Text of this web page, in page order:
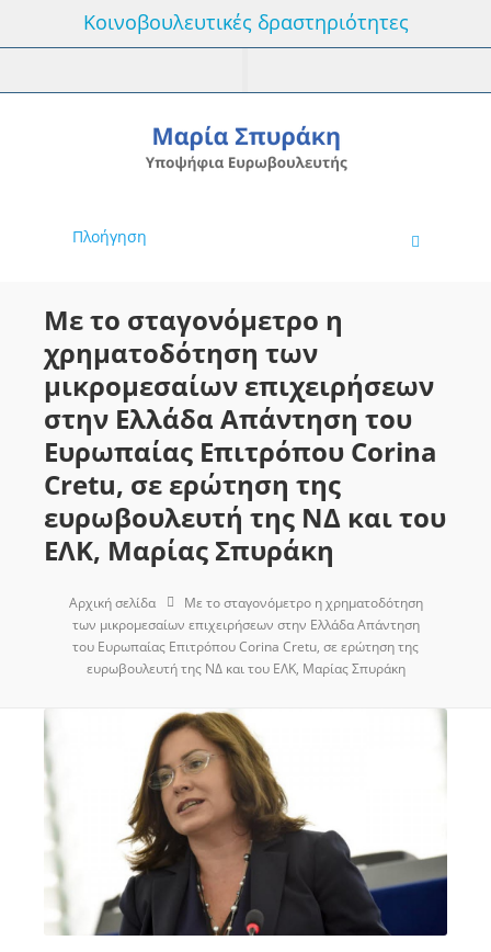
Κοινοβουλευτικές δραστηριότητες
Πλοήγηση
Με το σταγονόμετρο η
χρηματοδότηση των
μικρομεσαίων επιχειρήσεων
στην Ελλάδα Απάντηση του
Ευρωπαίας Επιτρόπου Corina
Cretu, σε ερώτηση της
ευρωβουλευτή της ΝΔ και του
ΕΛΚ, Μαρίας Σπυράκη
Αρχική σελίδα
Με το σταγονόμετρο η χρηματοδότηση
των μικρομεσαίων επιχειρήσεων στην Ελλάδα Απάντηση
του Ευρωπαίας Επιτρόπου Corina Cretu, σε ερώτηση της
ευρωβουλευτή της ΝΔ και του ΕΛΚ, Μαρίας Σπυράκη